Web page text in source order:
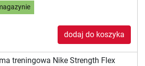
dodaj do koszyka
treningowa Nike Strength Flex